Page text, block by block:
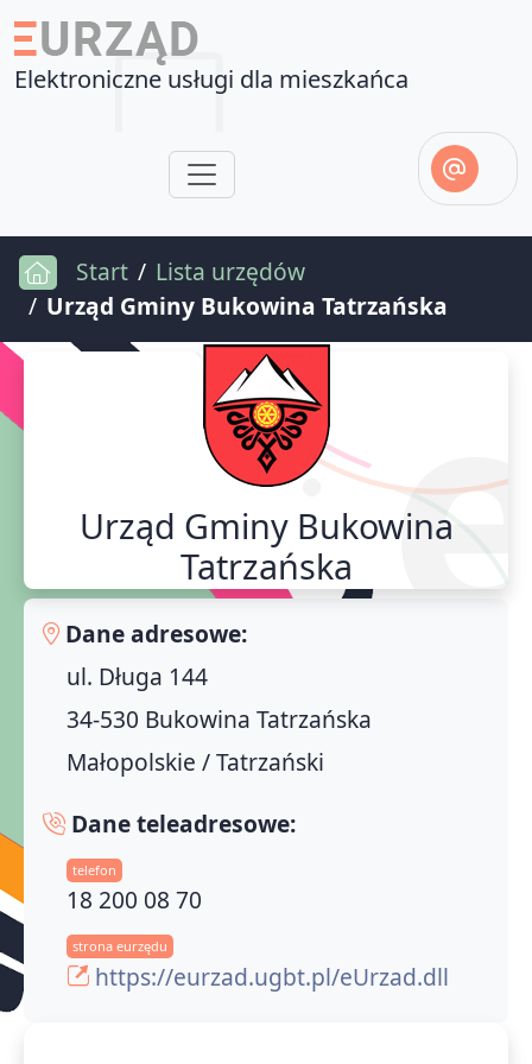
Elektroniczne usługi dla mieszkańca
Start
Lista urzędów
Urząd Gminy Bukowina Tatrzańska
Urząd Gminy Bukowina
Tatrzańska
Dane adresowe:
ul. Długa 144
34-530 Bukowina Tatrzańska
Małopolskie / Tatrzański
Dane teleadresowe:
telefon
18 200 08 70
strona eurzędu
https://eurzad.ugbt.pl/eUrzad.dll